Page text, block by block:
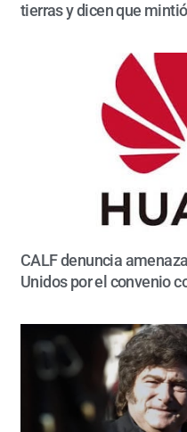
tierras y dicen que
CALF denuncia
Unidos por el convenio